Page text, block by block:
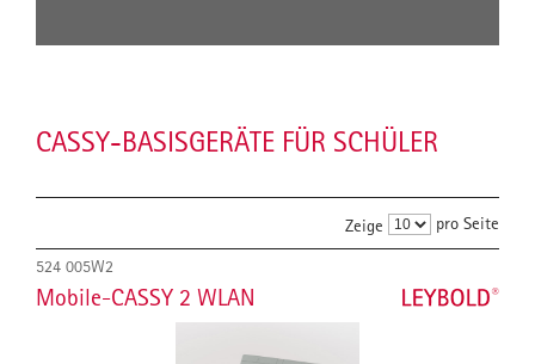
CASSY-BASISGERÄTE FÜR SCHÜLER
Zeige pro Seite
524 005W2
Mobile-CASSY 2 WLAN